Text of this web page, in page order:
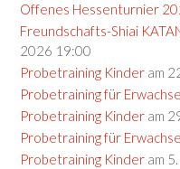
Offenes Hessenturnier
Freundschafts-Shiai
2026 19:00
Probetraining Kinder am
Probetraining für
Probetraining Kinder am
Probetraining für
Probetraining Kinder am